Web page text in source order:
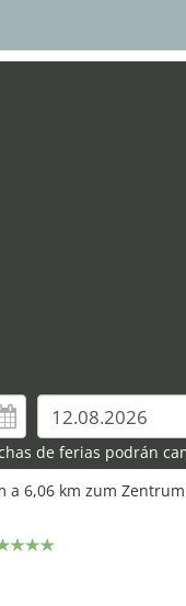
de ferias podrán
a 6,06 km zum